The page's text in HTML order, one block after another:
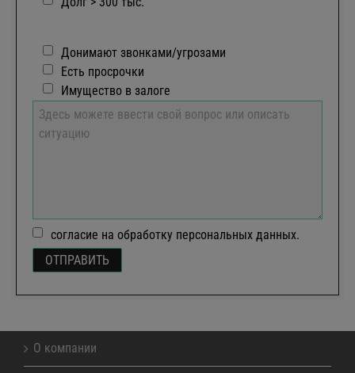
Донимают звонками/угрозами
Есть просрочки
Имущество в залоге
согласие на обработку персональных данных.
О компании